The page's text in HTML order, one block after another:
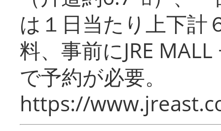
は１日当たり上下計
料、事前にJRE
で予約が必要。
https://